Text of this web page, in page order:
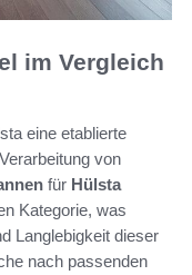
im Vergleich
eine etablierte
von
für Hülsta
Kategorie, was
Langlebigkeit dieser
nach passenden